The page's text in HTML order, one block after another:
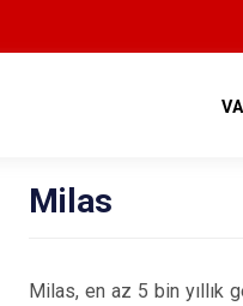
Milas
Milas, en az 5 bin yıllık